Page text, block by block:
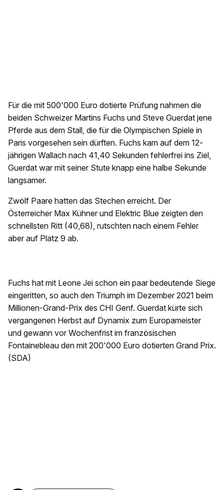
Für die mit 500'000 Euro dotierte Prüfung nahmen die
beiden Schweizer Martins Fuchs und Steve Guerdat jene
Pferde aus dem Stall, die für die Olympischen Spiele in
Paris vorgesehen sein dürften. Fuchs kam auf dem 12-
jährigen Wallach nach 41,40 Sekunden fehlerfrei ins Ziel,
Guerdat war mit seiner Stute knapp eine halbe Sekunde
langsamer.
Zwölf Paare hatten das Stechen erreicht. Der
Österreicher Max Kühner und Elektric Blue zeigten den
schnellsten Ritt (40,68), rutschten nach einem Fehler
aber auf Platz 9 ab.
Fuchs hat mit Leone Jei schon ein paar bedeutende Siege
eingeritten, so auch den Triumph im Dezember 2021 beim
Millionen-Grand-Prix des CHI Genf. Guerdat kürte sich
vergangenen Herbst auf Dynamix zum Europameister
und gewann vor Wochenfrist im französischen
Fontainebleau den mit 200'000 Euro dotierten Grand Prix.
(SDA)